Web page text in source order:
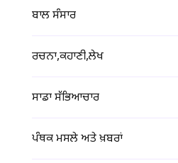
ਬਾਲ ਸੰਸਾਰ
ਰਚਨਾ,ਕਹਾਣੀ,ਲੇਖ
ਸਾਡਾ ਸੱਭਿਆਚਾਰ
ਪੰਥਕ ਮਸਲੇ ਅਤੇ ਖ਼ਬਰਾਂ